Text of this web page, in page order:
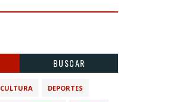
BUSCAR
CULTURA DEPORTES